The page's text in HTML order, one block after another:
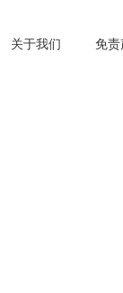
关于我们 免责